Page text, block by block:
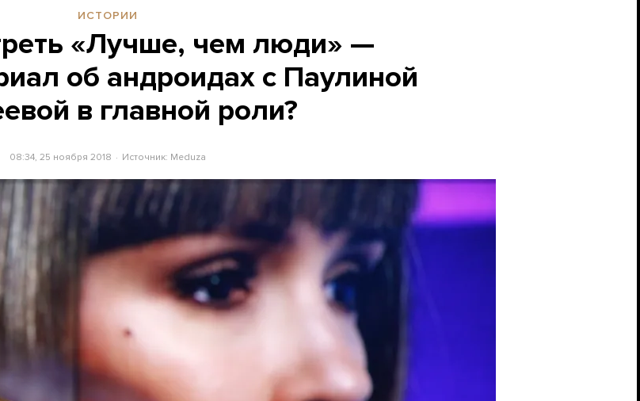
ИСТОРИИ
«Лучше, чем люди» —
об андроидах с Паулиной
в главной роли?
08:34, 25 ноября 2018 Источник: Meduza